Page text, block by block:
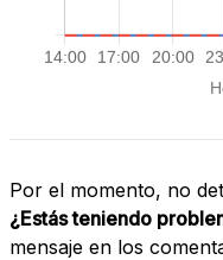
Por el momento, no
¿Estás teniendo
mensaje en los